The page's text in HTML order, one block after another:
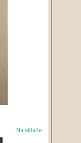
Na sklade